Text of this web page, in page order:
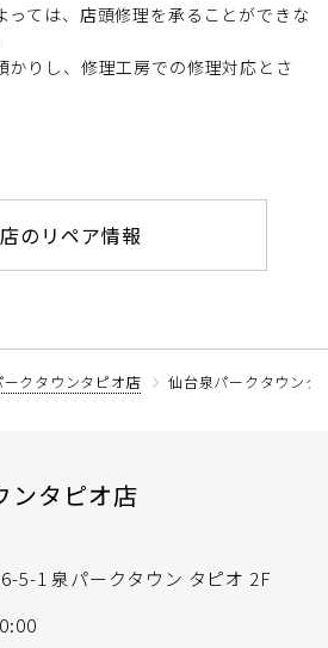
っては、店頭修理を承ることができな
かりし、修理工房での修理対応とさ
のリペア情報
ークタウンタピオ店 仙台泉パークタウンタ
ンタピオ店
5-1 泉パークタウン タピオ 2F